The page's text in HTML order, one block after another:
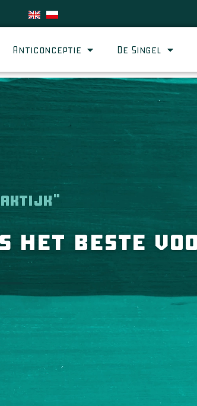
Anticonceptie De Singel
beste